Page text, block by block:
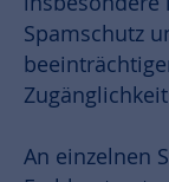
Spamschutz
An einzelnen